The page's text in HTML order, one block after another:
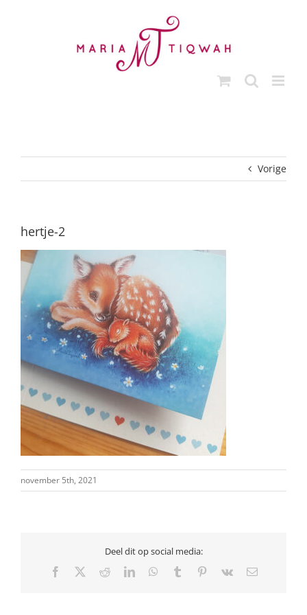
Vorige
hertje-2
november 5th, 2021
Deel dit op social media:
Facebook RedditLinkedInWhatsApp
Tumblr Pinterest
Vk
E-